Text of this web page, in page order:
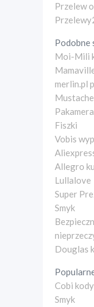
Przelew
Podobne
Moi-Mili
merlin.pl
Fiszki
Vobis
Allegro
Lullalove
Super
Smyk
Douglas
Cobi
Smyk